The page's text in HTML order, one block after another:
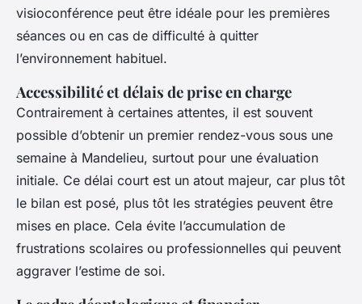
visioconférence peut être idéale pour les premières
séances ou en cas de difficulté à quitter
l’environnement habituel.
Accessibilité et délais de prise en charge
Contrairement à certaines attentes, il est souvent
possible d’obtenir un premier rendez-vous sous une
semaine à Mandelieu, surtout pour une évaluation
initiale. Ce délai court est un atout majeur, car plus tôt
le bilan est posé, plus tôt les stratégies peuvent être
mises en place. Cela évite l’accumulation de
frustrations scolaires ou professionnelles qui peuvent
aggraver l’estime de soi.